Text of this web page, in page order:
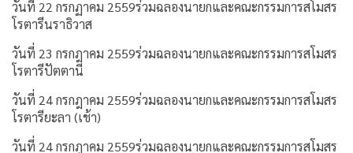
วันที่ 22 กรกฏาคม 2559ร่วมฉลองนายกและคณะกรรมการสโมสร
โรตารีนราธิวาส
วันที่ 23 กรกฎาคม 2559ร่วมฉลองนายกและคณะกรรมการสโมสร
โรตารีปัตตานี
วันที่ 24 กรกฎาคม 2559ร่วมฉลองนายกและคณะกรรมการสโมสร
โรตารียะลา (เช้า)
วันที่ 24 กรกฎาคม 2559ร่วมฉลองนายกและคณะกรรมการสโมสร